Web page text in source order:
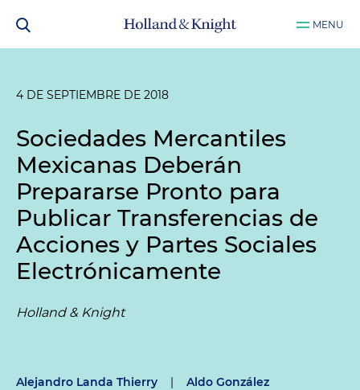
MENU
4 DE SEPTIEMBRE DE 2018
Sociedades Mercantiles
Mexicanas Deberán
Prepararse Pronto para
Publicar Transferencias de
Acciones y Partes Sociales
Electrónicamente
Holland & Knight
Alejandro Landa Thierry | Aldo González